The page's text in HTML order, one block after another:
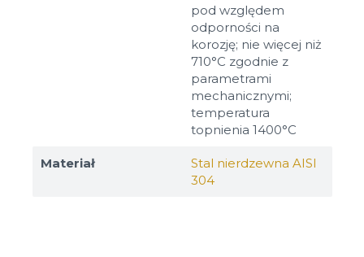
pod względem
odporności na
korozję; nie więcej niż
710°C zgodnie z
parametrami
mechanicznymi;
temperatura
topnienia 1400°C
Materiał
Stal nierdzewna AISI
304